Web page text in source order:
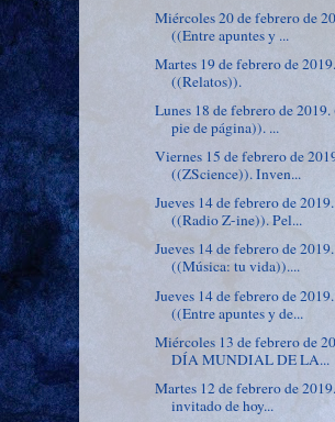
Miércoles 20 de febrero de
((Entre apuntes y ...
Martes 19 de febrero de 2019.
((Relatos)).
Lunes 18 de febrero de
pie de página)). ...
Viernes 15 de febrero de
((ZScience)). Inven...
Jueves 14 de febrero de 2019.
((Radio Z-ine)). Pel...
Jueves 14 de febrero de 2019.
((Música: tu vida))....
Jueves 14 de febrero de 2019.
((Entre apuntes y de...
Miércoles 13 de febrero de
DÍA MUNDIAL DE LA...
Martes 12 de febrero de
invitado de hoy...